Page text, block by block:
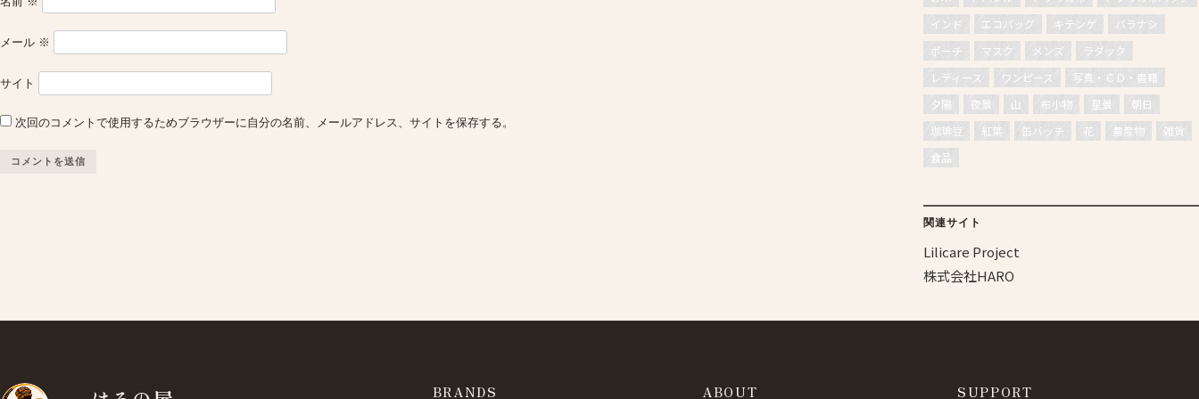
メール ※
サイト
次回のコメントで使用するためブラウザーに自分の名前、メールアドレス、サイトを保存する。
インド
エコバッグ キテンゲ
バラナシ
ポーチ
マスク メンズ
ラダック
レディース
ワンピース
写真・ＣＤ・書籍
夕陽
夜景 山 布小物 星景
朝日
珈琲豆
紅葉 缶バッチ 花 農産物
雑貨
食品
関連サイト
Lilicare Project
株式会社HARO
BRANDS ABOUT SUPPORT